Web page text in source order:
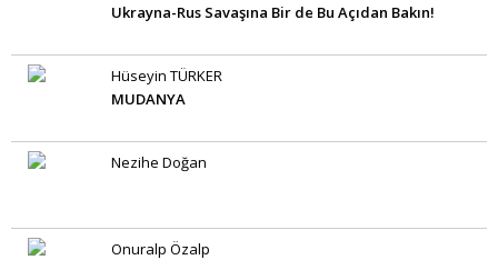
Ukrayna-Rus Savaşına Bir de Bu Açıdan Bakın!
Hüseyin TÜRKER
MUDANYA
Nezihe Doğan
Onuralp Özalp